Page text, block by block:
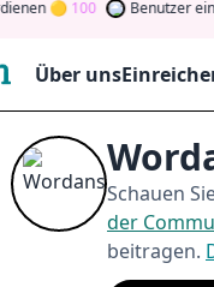
100 Benutzer einladen
Über uns
Schauen
der
beitragen.